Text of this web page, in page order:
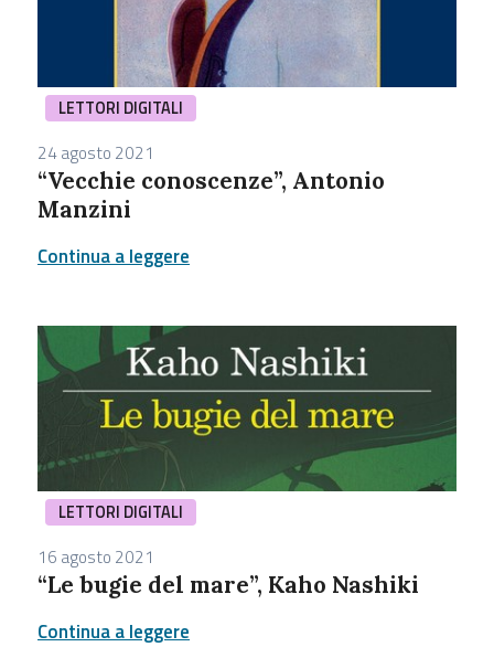
LETTORI DIGITALI
24 agosto 2021
“Vecchie conoscenze”, Antonio
Manzini
Continua a leggere
LETTORI DIGITALI
16 agosto 2021
“Le bugie del mare”, Kaho Nashiki
Continua a leggere